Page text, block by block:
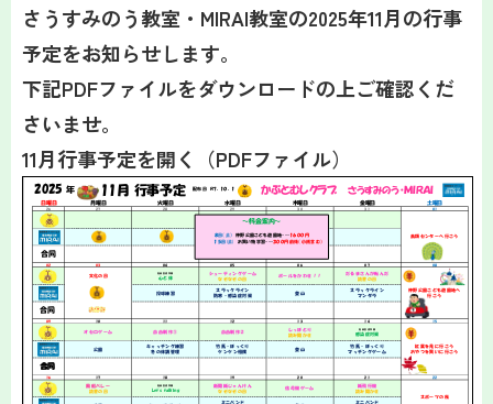
さうすみのう教室・MIRAI教室の2025年11月の行事
予定をお知らせします。
下記PDFファイルをダウンロードの上ご確認くだ
さいませ。
11月行事予定を開く（PDFファイル）